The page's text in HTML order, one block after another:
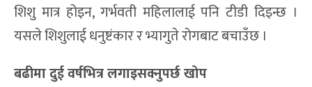
शिशु मात्र होइन, गर्भवती महिलालाई पनि टीडी दिइन्छ ।
यसले शिशुलाई धनुष्टंकार र भ्यागुते रोगबाट बचाउँछ ।
बढीमा दुई वर्षभित्र लगाइसक्नुपर्छ खोप